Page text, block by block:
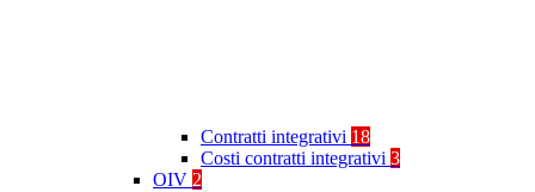
Contratti integrativi 18
Costi contratti integrativi 3
OIV 2